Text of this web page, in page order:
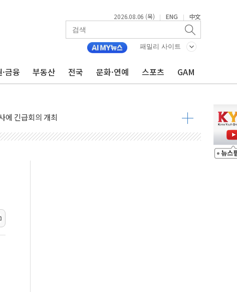
2026.08.06 (목) | ENG | 中文
패밀리 사이트
금융 부동산 전국 문화·연예 스포츠 GAM
반대…상법·자본시장법 개정 논의"
차익실현 속 혼조세...웨스턴디지털·샌디스크↓
르무즈 재개방 기대에 강세
조까지, 상승...호실적 보고 기업 상승세 뚜렷
시 주총 기대감에 홀로 상한가…마진 잔액은 사상 최고
리지 위험수위…숨은 차입이 더 큰 변수"
야, 경쟁상대 中과 비교해야"
께하는 '선봉'의 대민 봉사
미사일 1발 발사… 올해 10번째·42일 만 도발
새 안보 위기… 반군·마약카르텔이 습득해 전투 활용